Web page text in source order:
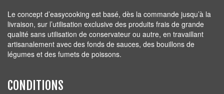
Le concept d’easycooking est basé, dès la commande jusqu’à la
livraison, sur l’utilisation exclusive des produits frais de grande
qualité sans utilisation de conservateur ou autre, en travaillant
artisanalement avec des fonds de sauces, des bouillons de
légumes et des fumets de poissons.
CONDITIONS